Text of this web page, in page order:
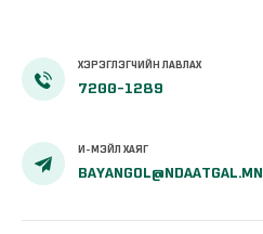
ХЭРЭГЛЭГЧИЙН ЛАВЛАХ
7200-1289
И-МЭЙЛ ХАЯГ
BAYANGOL@NDAATGAL.MN